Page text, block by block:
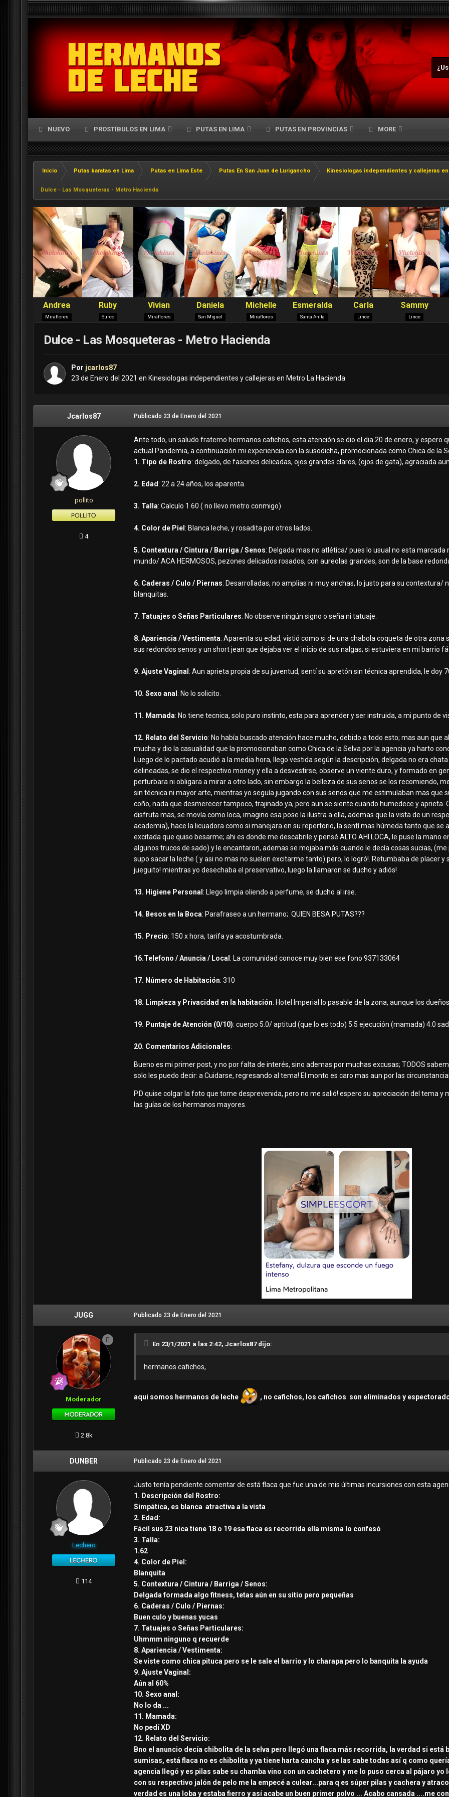
NUEVO PROSTÍBULOS EN LIMA PUTAS EN LIMA PUTAS EN PROVINCIAS MORE
Inicio Putas baratas en Lima Putas en Lima Este Putas En San Juan de Lurigancho Kinesiologas independientes y callejeras en
Dulce - Las Mosqueteras - Metro Hacienda
Dulce - Las Mosqueteras - Metro Hacienda
Por jcarlos87
23 de Enero del 2021 en Kinesiologas independientes y callejeras en Metro La Hacienda
Jcarlos87
pollito
4
Publicado 23 de Enero del 2021
Ante todo, un saludo fraterno hermanos cafichos, esta atención se dio el dia 20 de enero, y espero
actual Pandemia, a continuación mi experiencia con la susodicha, promocionada como Chica de la
1. Tipo de Rostro: delgado, de fascines delicadas, ojos grandes claros, (ojos de gata), agraciada
2. Edad: 22 a 24 años, los aparenta.
3. Talla: Calculo 1.60 ( no llevo metro conmigo)
4. Color de Piel : Blanca leche, y rosadita por otros lados.
5. Contextura / Cintura / Barriga / Senos: Delgada mas no atlética/ pues lo usual no esta
mundo/ ACA HERMOSOS, pezones delicados rosados, con aureolas grandes, son de la base
6. Caderas / Culo / Piernas: Desarrolladas, no amplias ni muy anchas, lo justo para su
blanquitas.
7. Tatuajes o Señas Particulares: No observe ningún signo o seña ni tatuaje.
8. Apariencia / Vestimenta: Aparenta su edad, vistió como si de una chabola coqueta de otra
sus redondos senos y un short jean que dejaba ver el inicio de sus nalgas; si estuviera en mi barrio
9. Ajuste Vaginal : Aun aprieta propia de su juventud, sentí su apretón sin técnica aprendida, le doy
10. Sexo anal : No lo solicito.
11. Mamada: No tiene tecnica, solo puro instinto, esta para aprender y ser instruida, a mi punto de
12. Relato del Servicio: No había buscado atención hace mucho, debido a todo esto; mas aun que
mucha y dio la casualidad que la promocionaban como Chica de la Selva por la agencia ya harto
Luego de lo pactado acudió a la media hora, llego vestida según la descripción, delgada no era
delineadas, se dio el respectivo money y ella a desvestirse, observe un viente duro, y formado en
perturbara ni obligara a mirar a otro lado, sin embargo la belleza de sus senos se los recomiendo,
sin técnica ni mayor arte, mientras yo seguía jugando con sus senos que me estimulaban mas que
coño, nada que desmerecer tampoco, trajinado ya, pero aun se siente cuando humedece y aprieta.
disfruta mas, se movía como loca, imagino esa pose la ilustra a ella, ademas que la vista de un
academia), hace la licuadora como si manejara en su repertorio, la sentí mas húmeda tanto que se
excitada que quiso besarme; ahi es donde me descabrile y pensé ALTO AHI LOCA, le puse la mano
algunos trucos de sado) y le encantaron, ademas se mojaba más cuando le decía cosas sucias,
supo sacar la leche ( y asi no mas no suelen excitarme tanto) pero, lo logró!. Retumbaba de placer
jueguito! mientras yo desechaba el preservativo, luego la llamaron se ducho y adiós!
13. Higiene Personal : Llego limpia oliendo a perfume, se ducho al irse.
14. Besos en la Boca: Parafraseo a un hermano; QUIEN BESA PUTAS???
15. Precio: 150 x hora, tarifa ya acostumbrada.
16.Telefono / Anuncia / Local : La comunidad conoce muy bien ese fono 937133064
17. Número de Habitación: 310
18. Limpieza y Privacidad en la habitación: Hotel Imperial lo pasable de la zona, aunque los
19. Puntaje de Atención (0/10): cuerpo 5.0/ aptitud (que lo es todo) 5.5 ejecución (mamada) 4.0
20. Comentarios Adicionales:
Bueno es mi primer post, y no por falta de interés, sino ademas por muchas excusas; TODOS
solo les puedo decir: a Cuidarse, regresando al tema! El monto es caro mas aun por las
P.D quise colgar la foto que tome desprevenida, pero no me salió! espero su apreciación del tema
las guías de los hermanos mayores.
JUGG
Moderador
2.8k
Publicado 23 de Enero del 2021
En 23/1/2021 a las 2:42, Jcarlos87 dijo:
hermanos cafichos,
aqui somos hermanos de leche , no cafichos, los cafichos son eliminados y
DUNBER
Lechero
114
Publicado 23 de Enero del 2021
Justo tenía pendiente comentar de está flaca que fue una de mis últimas incursiones con esta
1. Descripción del Rostro:
Simpática, es blanca atractiva a la vista
2. Edad:
Fácil sus 23 nica tiene 18 o 19 esa flaca es recorrida ella misma lo confesó
3. Talla:
1.62
4. Color de Piel:
Blanquita
5. Contextura / Cintura / Barriga / Senos:
Delgada formada algo fitness, tetas aún en su sitio pero pequeñas
6. Caderas / Culo / Piernas:
Buen culo y buenas yucas
7. Tatuajes o Señas Particulares:
Uhmmm ninguno q recuerde
8. Apariencia / Vestimenta:
Se viste como chica pituca pero se le sale el barrio y lo charapa pero lo banquita la ayuda
9. Ajuste Vaginal:
Aún al 60%
10. Sexo anal:
No lo da ...
11. Mamada:
No pedí XD
12. Relato del Servicio:
Bno el anuncio decía chibolita de la selva pero llegó una flaca más recorrida, la verdad si está
sumisas, está flaca no es chibolita y ya tiene harta cancha y se las sabe todas así q como
agencia llegó y es pilas sabe su chamba vino con un cachetero y me lo puso cerca al pájaro yo
con su respectivo jalón de pelo me la empecé a culear...para q es súper pilas y cachera y
verdad es una loba y estaba fierro y así acabe un buen primer polvo ... Acabo cansada ....me